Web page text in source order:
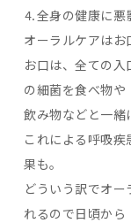
⒋全身の健康に悪
オーラルケアはお
お口は、全ての
の細菌を食べ物や
飲み物などと一緒
これによる呼吸
果も。
どういう訳でオ
れるので日頃から